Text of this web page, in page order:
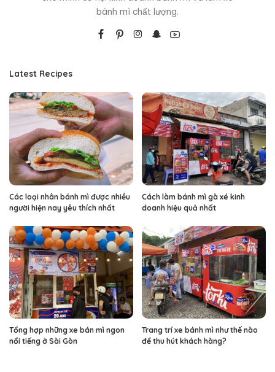
bánh mì chất lượng.
Latest Recipes
Các loại nhân bánh mì được nhiều
người hiện nay yêu thích nhất
Cách làm bánh mì gà xé kinh
doanh hiệu quả nhất
Tổng hợp những xe bán mì ngon
nổi tiếng ở Sài Gòn
Trang trí xe bánh mì như thế nào
để thu hút khách hàng?